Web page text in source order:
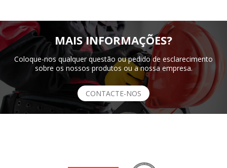
MAIS INFORMAÇÕES?
Coloque-nos qualquer questão ou pedido de esclarecimento
sobre os nossos produtos ou a nossa empresa.
CONTACTE-NOS